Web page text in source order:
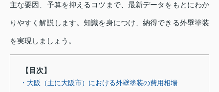
主な要因、予算を抑えるコツまで、最新データをもとにわか
りやすく解説します。知識を身につけ、納得できる外壁塗装
を実現しましょう。
【目次】
・大阪（主に大阪市）における外壁塗装の費用相場